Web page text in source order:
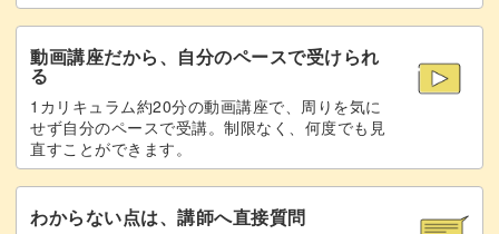
動画講座だから、自分のペースで受けられ
る
1カリキュラム約20分の動画講座で、周りを気に
せず自分のペースで受講。制限なく、何度でも見
直すことができます。
わからない点は、講師へ直接質問